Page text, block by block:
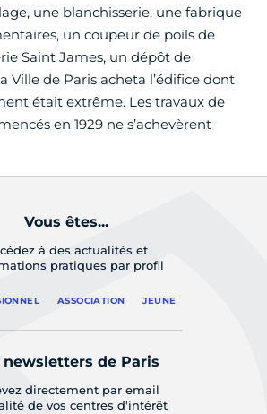
une blanchisserie, une fabrique
un coupeur de poils de
Saint James, un dépôt de
Ville de Paris acheta l’édifice dont
était extrême. Les travaux de
en 1929 ne s’achevèrent
Vous êtes...
à des actualités et
pratiques par profil
ASSOCIATION JEUNE
newsletters de Paris
directement par email
de vos centres d'intérêt